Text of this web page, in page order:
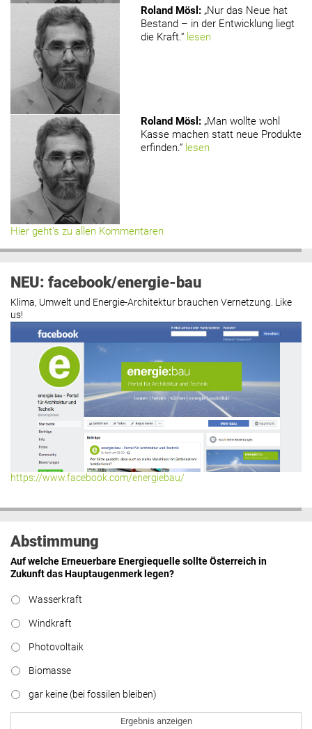
Roland Mösl : „Nur das Neue hat
Bestand – in der Entwicklung liegt
die Kraft.“ lesen
Roland Mösl : „Man wollte wohl
Kasse machen statt neue Produkte
erfinden.“ lesen
Hier geht’s zu allen Kommentaren
NEU: facebook/energie-bau
Klima, Umwelt und Energie-Architektur brauchen Vernetzung. Like
us!
https://www.facebook.com/energiebau/
Abstimmung
Auf welche Erneuerbare Energiequelle sollte Österreich in
Zukunft das Hauptaugenmerk legen?
Wasserkraft
Windkraft
Photovoltaik
Biomasse
gar keine (bei fossilen bleiben)
Ergebnis anzeigen